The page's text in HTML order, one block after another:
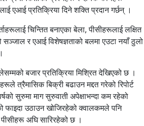
एआई प्रतिक्रिया दिने शक्ति प्रदान गर्छन् ।
चिन्तित बनाएका बेला, पीसीहरूलाई लक्षित
र एआई विशेषज्ञताको बलमा एउटा नयाँ ठुलो
बजार प्रतिक्रिया मिश्रित देखिएको छ ।
त्रैमासिक बिक्री बढाउन मद्दत गरेको रिपोर्ट
सुरुमा माग सुरुवाती अपेक्षाभन्दा कम रहेको
फाइदा उठाउन खोजिरहेको क्वालकमले पनि
अघि सारिरहेको छ ।